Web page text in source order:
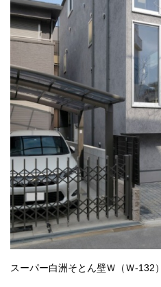
スーパー白洲そとん壁Ｗ（Ｗ-132